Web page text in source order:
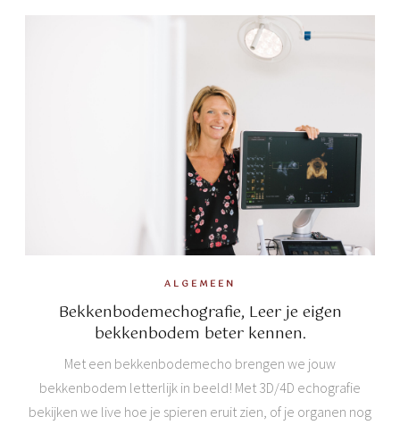
ALGEMEEN
Bekkenbodemechografie, Leer je eigen
bekkenbodem beter kennen.
Met een bekkenbodemecho brengen we jouw
bekkenbodem letterlijk in beeld! Met 3D/4D echografie
bekijken we live hoe je spieren eruit zien, of je organen nog